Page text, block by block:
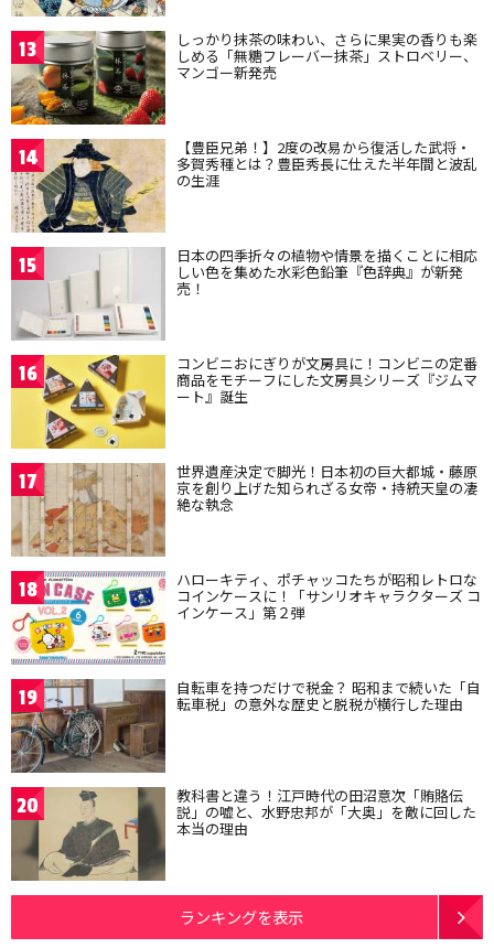
13 しっかり抹茶の味わい、さらに果実の香りも楽
しめる「無糖フレーバー抹茶」ストロベリー、
マンゴー新発売
14 【豊臣兄弟！】2度の改易から復活した武将・
多賀秀種とは？豊臣秀長に仕えた半年間と波乱
の生涯
15 日本の四季折々の植物や情景を描くことに相応
しい色を集めた水彩色鉛筆『色辞典』が新発
売！
16 コンビニおにぎりが文房具に！コンビニの定番
商品をモチーフにした文房具シリーズ『ジムマ
ート』誕生
17 世界遺産決定で脚光！日本初の巨大都城・藤原
京を創り上げた知られざる女帝・持統天皇の凄
絶な執念
18 ハローキティ、ポチャッコたちが昭和レトロな
コインケースに！「サンリオキャラクターズ コ
インケース」第２弾
19 自転車を持つだけで税金？ 昭和まで続いた「自
転車税」の意外な歴史と脱税が横行した理由
20 教科書と違う！江戸時代の田沼意次「賄賂伝
説」の嘘と、水野忠邦が「大奥」を敵に回した
本当の理由
ランキングを表示